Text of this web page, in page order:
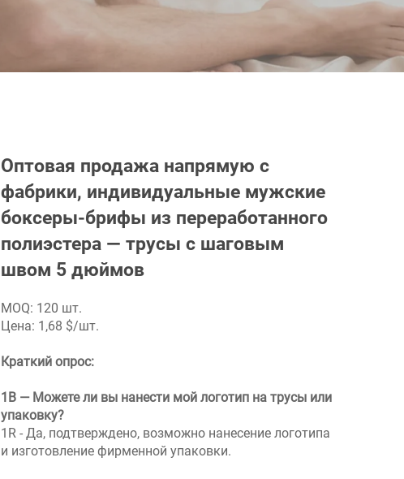
Оптовая продажа напрямую с
фабрики, индивидуальные мужские
боксеры-брифы из переработанного
полиэстера — трусы с шаговым
швом 5 дюймов
MOQ: 120 шт.
Цена: 1,68 $/шт.
Краткий опрос:
1В — Можете ли вы нанести мой логотип на трусы или
упаковку?
1R - Да, подтверждено, возможно нанесение логотипа
и изготовление фирменной упаковки.